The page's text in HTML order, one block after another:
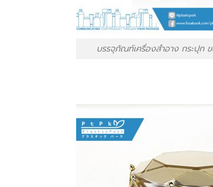
บรรจุภัณฑ์เครื่องสำอาง กระปุก